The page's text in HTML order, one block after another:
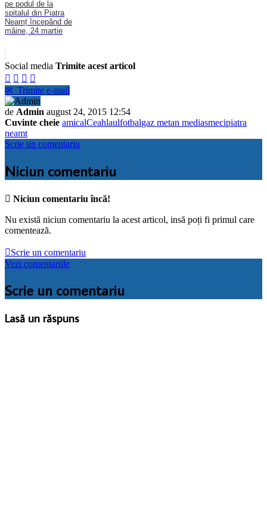
pe podul de la
spitalul din Piatra
Neamț începând de
mâine, 24 martie
Social media Trimite acest articol
   
✉ Trimite e-mail
de Admin august 24, 2015 12:54
Cuvinte cheie amicalCeahlaulfotbalgaz metan mediasmecipiatra
neamt
Scrie un comentariu
Niciun comentariu
 Niciun comentariu încă!
Nu există niciun comentariu la acest articol, insă poți fi primul care
comentează.
Scrie un comentariu
Vezi comentariile
Scrie un comentariu
Lasă un răspuns